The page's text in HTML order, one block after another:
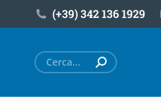
(+39) ‎342 136 1929
Cerca: